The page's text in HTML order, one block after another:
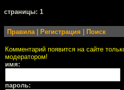
cтраницы: 1
Правила| Регистрация Поиск
Комментарий появится на сайте
модератором!
имя:
пароль: